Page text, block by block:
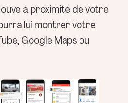
à proximité de votre
lui montrer votre
Google Maps ou